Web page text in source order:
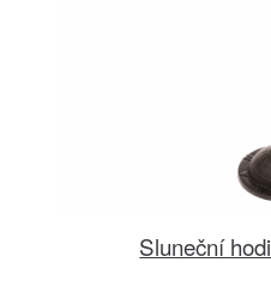
Sluneční